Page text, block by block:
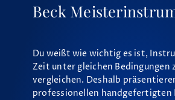
Beck
Du weißt wie wichtig es ist,
Zeit unter gleichen Bedingungen
vergleichen. Deshalb
professionellen handgefertigten